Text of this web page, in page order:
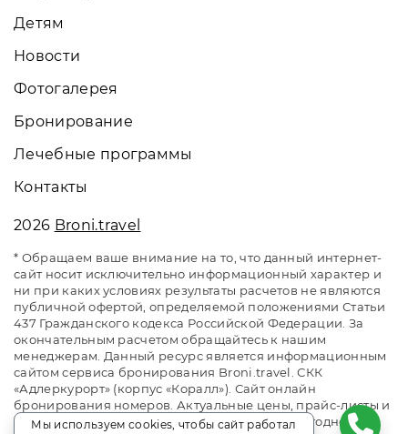
Детям
Новости
Фотогалерея
Бронирование
Лечебные программы
Контакты
2026 Broni.travel
* Обращаем ваше внимание на то, что данный интернет-
сайт носит исключительно информационный характер и
ни при каких условиях результаты расчетов не являются
публичной офертой, определяемой положениями Статьи
437 Гражданского кодекса Российской Федерации. За
окончательным расчетом обращайтесь к нашим
менеджерам. Данный ресурс является информационным
сайтом сервиса бронирования Broni.travel. СКК
«Адлеркурорт» (корпус «Коралл»). Сайт онлайн
бронирования номеров. Актуальные цены, прайс-листы и
наличие мест. Акции и спецпредложения. Выгодное
Мы используем cookies, чтобы сайт работал